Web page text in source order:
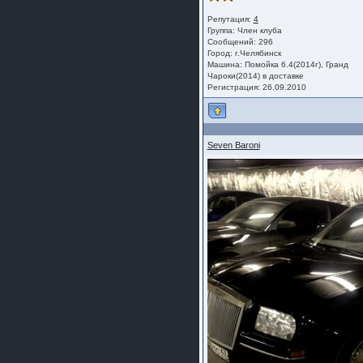
Репутация: 4
Группа: Член клуба
Сообщений: 296
Город: г.Челябинск
Машина: Помойка 6.4(2014г), Гранд
Чароки(2014) в доставке
Регистрация: 26.09.2010
Seven Baroni